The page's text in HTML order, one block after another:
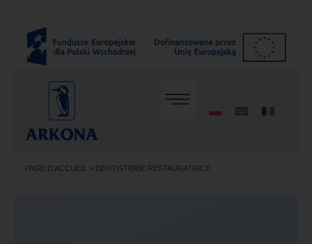
PAGE D'ACCUEIL » DENTISTERIE RESTAURATRICE